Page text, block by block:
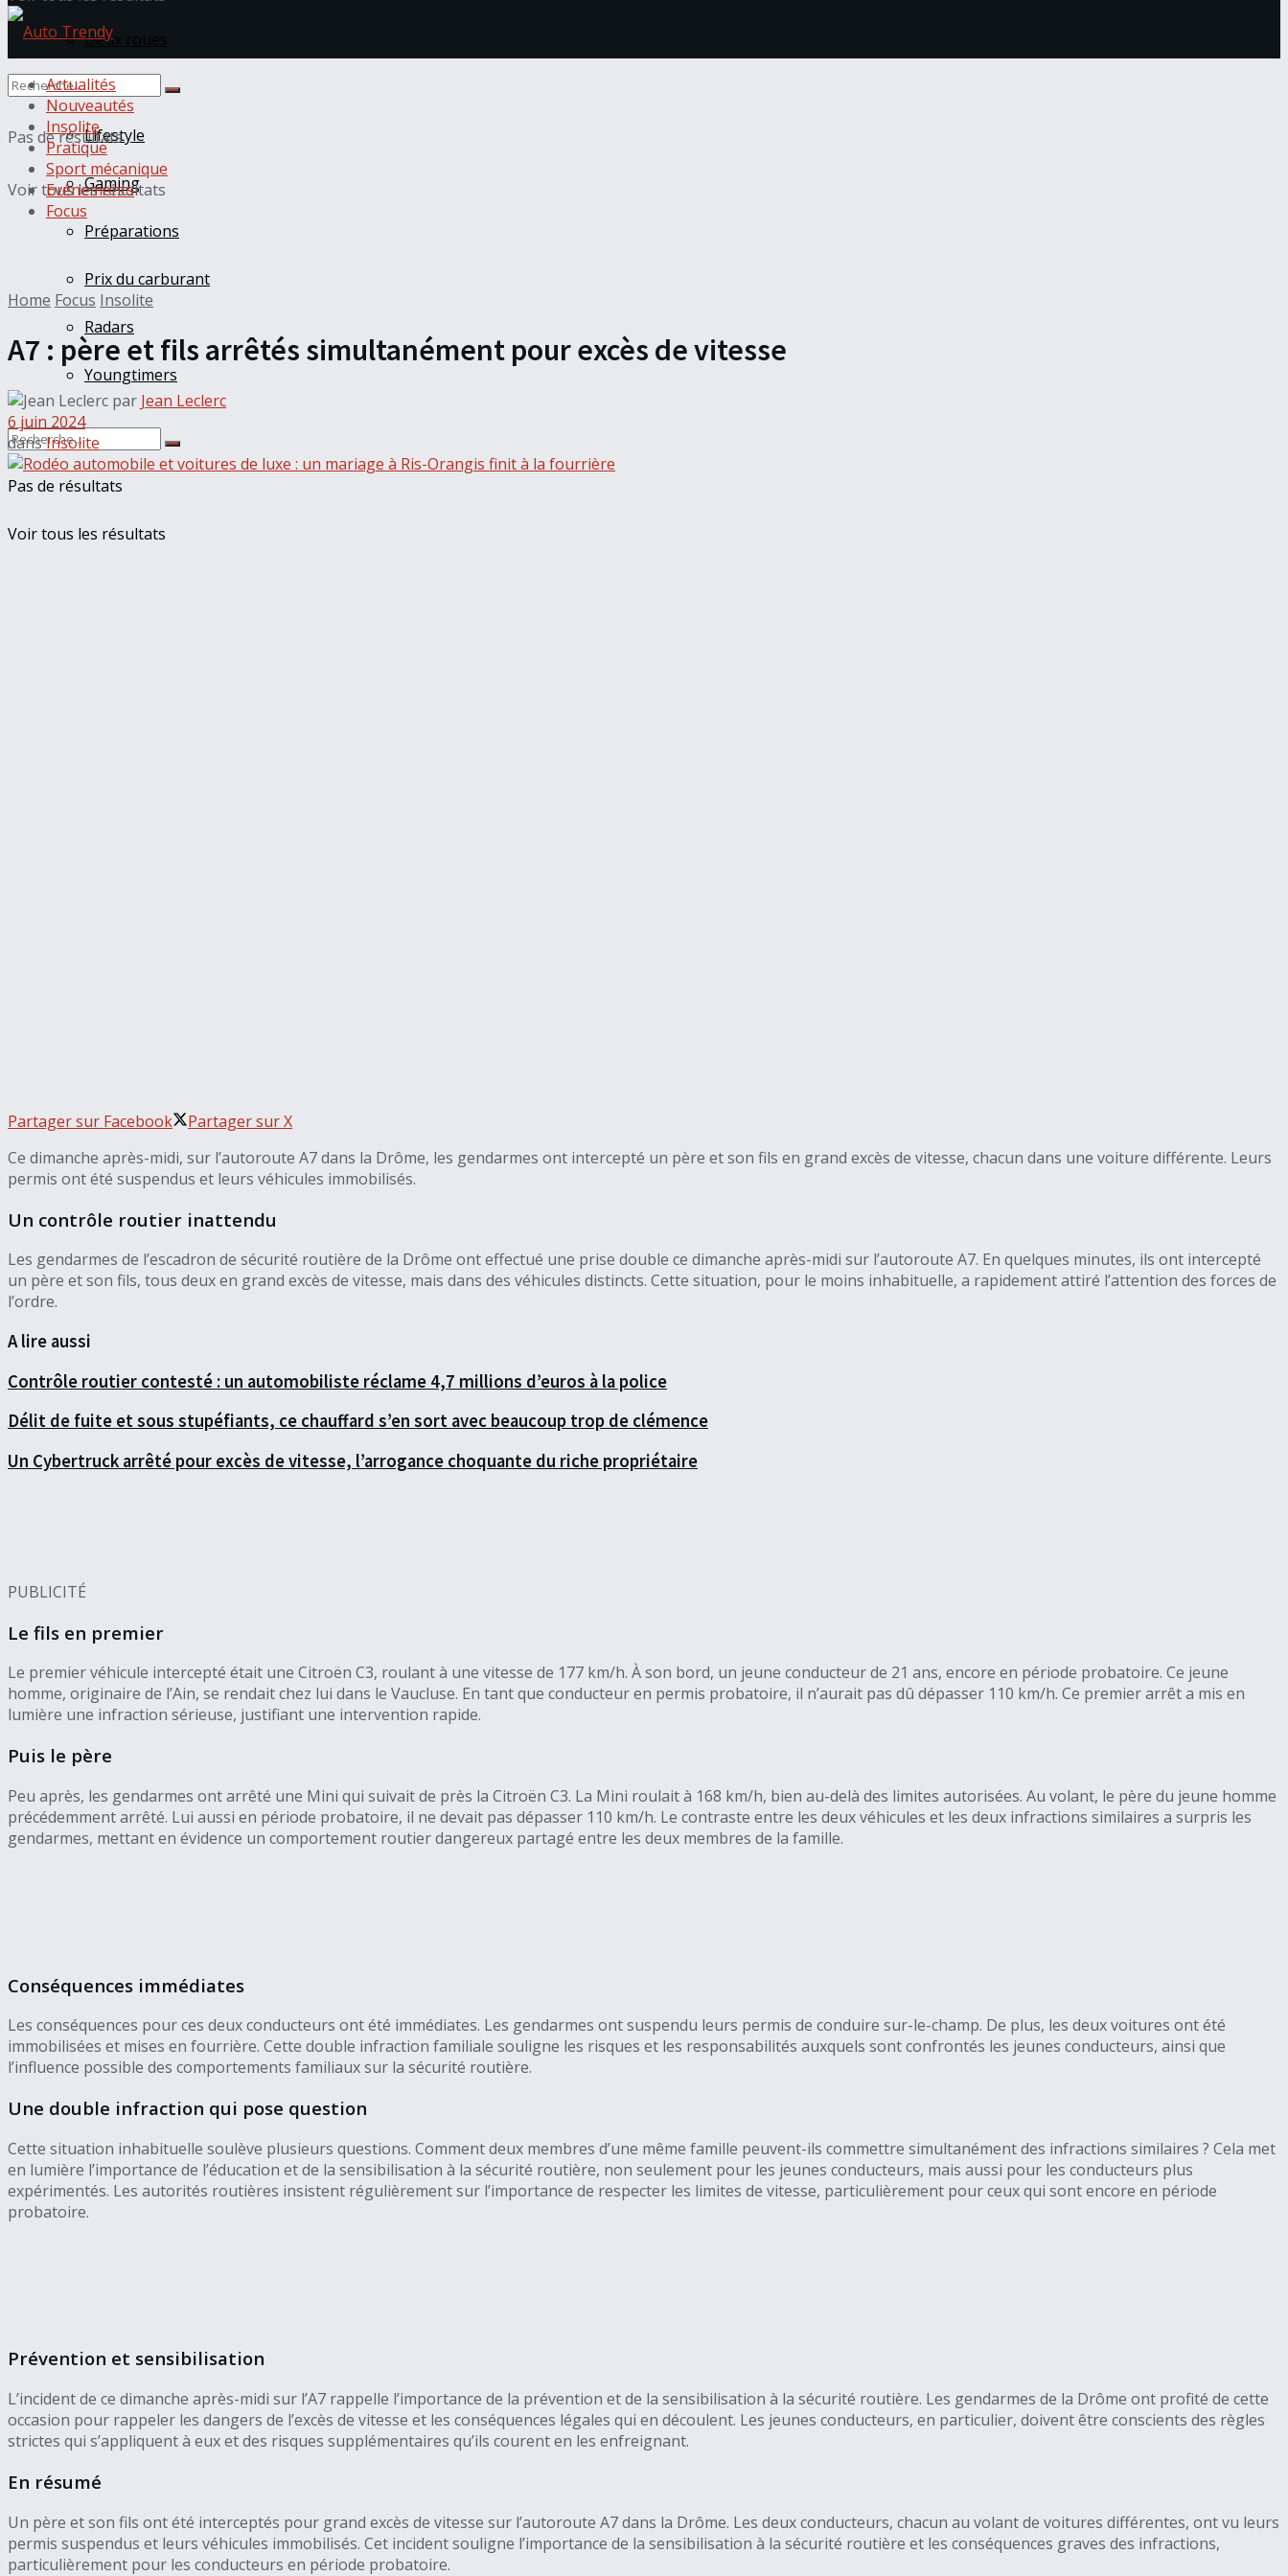
Deux roues
Lego
Lifestyle
Gaming
Préparations
Prix du carburant
Radars
Youngtimers
Pas de résultats
Voir tous les résultats
Pas de résultats
Voir tous les résultats
Actualités
Nouveautés
Insolite
Pratique
Sport mécanique
Evénements
Focus
Home Focus Insolite
A7 : père et fils arrêtés simultanément pour excès de vitesse
par Jean Leclerc
6 juin 2024
dansInsolite
Partager sur Facebook
Partager sur X
Ce dimanche après-midi, sur l’autoroute A7 dans la Drôme, les gendarmes ont intercepté un père et son fils en grand excès de vitesse, chacun dans une voiture différente. Leurs
permis ont été suspendus et leurs véhicules immobilisés.
Un contrôle routier inattendu
Les gendarmes de l’escadron de sécurité routière de la Drôme ont effectué une prise double ce dimanche après-midi sur l’autoroute A7. En quelques minutes, ils ont intercepté
un père et son fils, tous deux en grand excès de vitesse, mais dans des véhicules distincts. Cette situation, pour le moins inhabituelle, a rapidement attiré l’attention des forces de
l’ordre.
A lire aussi
Contrôle routier contesté : un automobiliste réclame 4,7 millions d’euros à la police
Délit de fuite et sous stupéfiants, ce chauffard s’en sort avec beaucoup trop de clémence
Un Cybertruck arrêté pour excès de vitesse, l’arrogance choquante du riche propriétaire
PUBLICITÉ
Le fils en premier
Le premier véhicule intercepté était une Citroën C3, roulant à une vitesse de 177 km/h. À son bord, un jeune conducteur de 21 ans, encore en période probatoire. Ce jeune
homme, originaire de l’Ain, se rendait chez lui dans le Vaucluse. En tant que conducteur en permis probatoire, il n’aurait pas dû dépasser 110 km/h. Ce premier arrêt a mis en
lumière une infraction sérieuse, justifiant une intervention rapide.
Puis le père
Peu après, les gendarmes ont arrêté une Mini qui suivait de près la Citroën C3. La Mini roulait à 168 km/h, bien au-delà des limites autorisées. Au volant, le père du jeune homme
précédemment arrêté. Lui aussi en période probatoire, il ne devait pas dépasser 110 km/h. Le contraste entre les deux véhicules et les deux infractions similaires a surpris les
gendarmes, mettant en évidence un comportement routier dangereux partagé entre les deux membres de la famille.
Conséquences immédiates
Les conséquences pour ces deux conducteurs ont été immédiates. Les gendarmes ont suspendu leurs permis de conduire sur-le-champ. De plus, les deux voitures ont été
immobilisées et mises en fourrière. Cette double infraction familiale souligne les risques et les responsabilités auxquels sont confrontés les jeunes conducteurs, ainsi que
l’influence possible des comportements familiaux sur la sécurité routière.
Une double infraction qui pose question
Cette situation inhabituelle soulève plusieurs questions. Comment deux membres d’une même famille peuvent-ils commettre simultanément des infractions similaires ? Cela met
en lumière l’importance de l’éducation et de la sensibilisation à la sécurité routière, non seulement pour les jeunes conducteurs, mais aussi pour les conducteurs plus
expérimentés. Les autorités routières insistent régulièrement sur l’importance de respecter les limites de vitesse, particulièrement pour ceux qui sont encore en période
probatoire.
Prévention et sensibilisation
L’incident de ce dimanche après-midi sur l’A7 rappelle l’importance de la prévention et de la sensibilisation à la sécurité routière. Les gendarmes de la Drôme ont profité de cette
occasion pour rappeler les dangers de l’excès de vitesse et les conséquences légales qui en découlent. Les jeunes conducteurs, en particulier, doivent être conscients des règles
strictes qui s’appliquent à eux et des risques supplémentaires qu’ils courent en les enfreignant.
En résumé
Un père et son fils ont été interceptés pour grand excès de vitesse sur l’autoroute A7 dans la Drôme. Les deux conducteurs, chacun au volant de voitures différentes, ont vu leurs
permis suspendus et leurs véhicules immobilisés. Cet incident souligne l’importance de la sensibilisation à la sécurité routière et les conséquences graves des infractions,
particulièrement pour les conducteurs en période probatoire.